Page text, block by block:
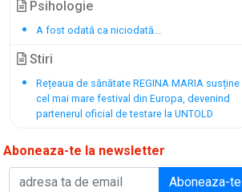
Psihologie
A fost odată ca niciodată...
Stiri
Rețeaua de sănătate REGINA MARIA susține
cel mai mare festival din Europa, devenind
partenerul oficial de testare la UNTOLD
Aboneaza-te la newsletter
Aboneaza-te